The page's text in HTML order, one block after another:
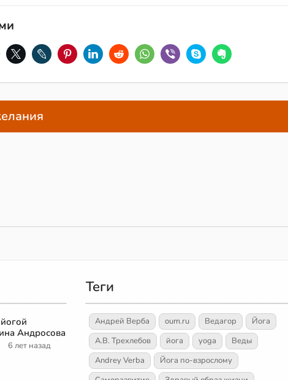
Андросова
6 лет назад
Теги
Андрей Верба oum.ru Ведагор
Йога
А.В. Трехлебов
йога yoga
Веды
Andrey Verba
Йога по-взрослому